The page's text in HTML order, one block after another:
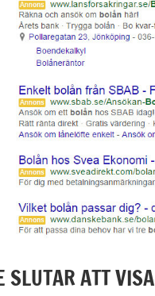
SLUTAR ATT